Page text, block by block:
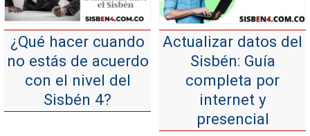
¿Qué hacer cuando
no estás de acuerdo
con el nivel del
Sisbén 4?
Actualizar datos del
Sisbén: Guía
completa por
internet y
presencial